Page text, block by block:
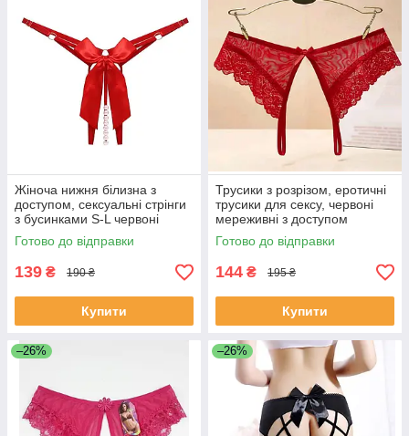
Жіноча нижня білизна з
доступом, сексуальні стрінги
з бусинками S-L червоні
трусики портупеї
Готово до відправки
139 ₴ 190 ₴
Купити
Трусики з розрізом, еротичні
трусики для сексу, червоні
мереживні з доступом
Готово до відправки
144 ₴ 195 ₴
Купити
–26% –26%